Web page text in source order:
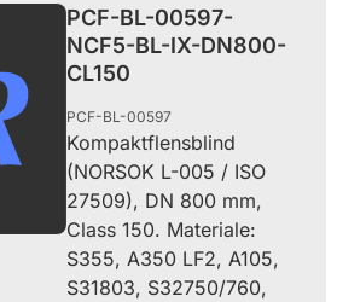
PCF-BL-00597-
NCF5-BL-IX-DN800-
CL150
PCF-BL-00597
Kompaktflensblind
(NORSOK L-005 / ISO
27509), DN 800 mm,
Class 150. Materiale:
S355, A350 LF2, A105,
S31803, S32750/760,